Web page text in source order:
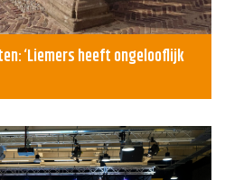
‘Liemers heeft ongelooflijk